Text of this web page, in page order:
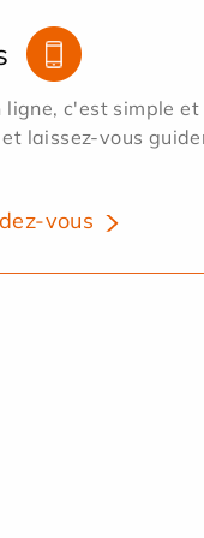
ligne, c'est simple
laissez-vous
vous